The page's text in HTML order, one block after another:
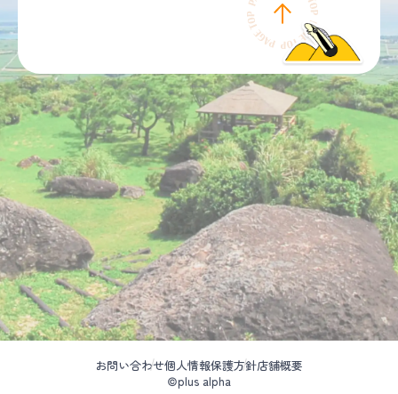
お問い合わせ個人情報保護方針店舗概要
©plus alpha